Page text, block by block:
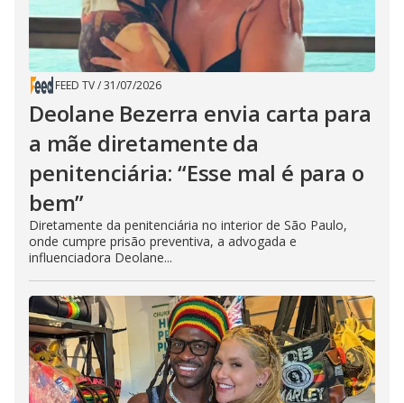
FEED TV/31/07/2026
Deolane Bezerra envia carta para
a mãe diretamente da
penitenciária: “Esse mal é para o
bem”
Diretamente da penitenciária no interior de São Paulo,
onde cumpre prisão preventiva, a advogada e
influenciadora Deolane...